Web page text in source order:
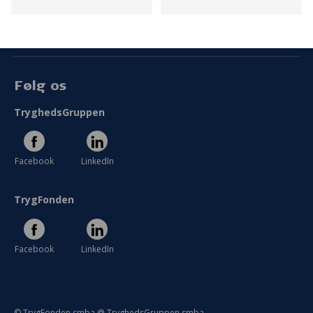
Følg os
TryghedsGruppen
Facebook LinkedIn
TrygFonden
Facebook LinkedIn